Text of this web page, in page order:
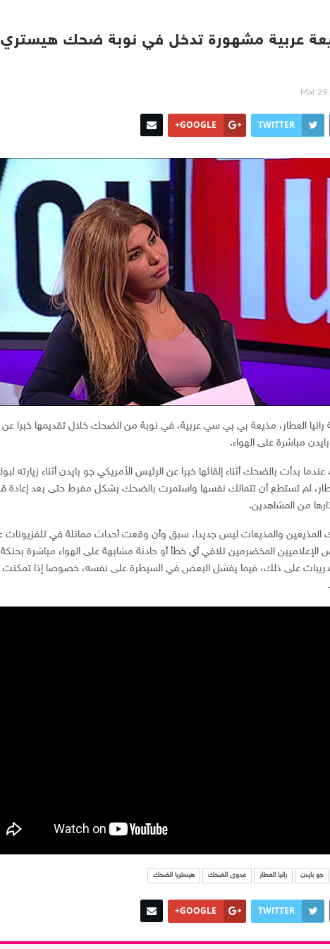
عربية مشهورة تدخل في نوبة ضحك
Mar
TWITTER
GOOGLE+
رانيا العطار، مذيعة بي بي سي عربية، في نوبة من الضحك خلال تقديمها خبرا عن
مباشرة على الهواء.
بدأت بالضحك أثناء إلقائها خبرا عن الرئيس الأمريكي جو بايدن أثناء زيارته
لم تستطع أن تتمالك نفسها واستمرت بالضحك بشكل مفرط حتى بعد إعادة
من المشاهدين.
المذيعين والمذيعات ليس جديدا، سبق وأن وقعت أحداث مماثلة في تلفزيونات
الإعلاميين المخضرمين تلافي أي خطأ أو حادثة مشابهة على الهواء مباشرة
تدريبات على ذلك، فيما يفشل البعض في السيطرة على نفسه، خصوصا إذا تمكنت
جو بايدن رانيا العطار عدوى الضحك هيستريا الضحك
TWITTER
GOOGLE+